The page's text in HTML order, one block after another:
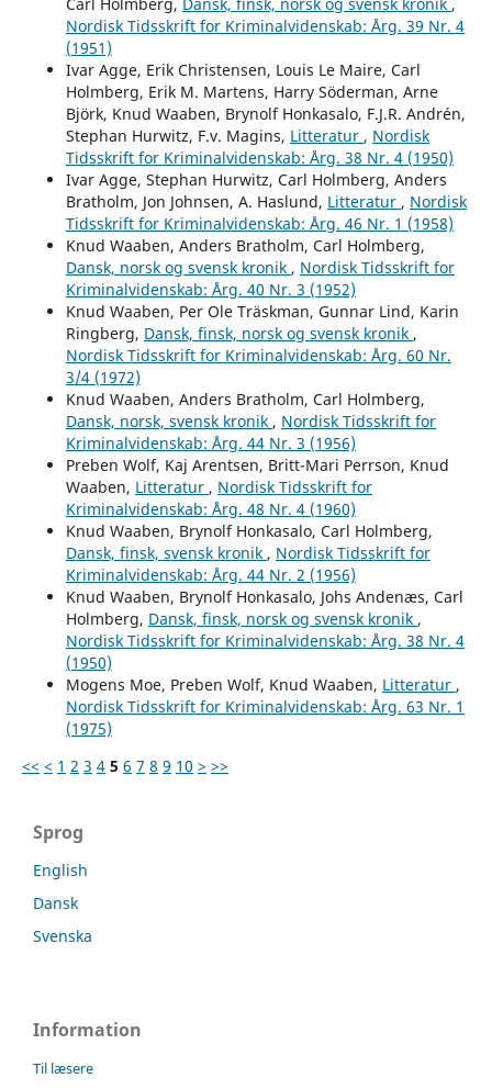
Nordisk Tidsskrift for Kriminalvidenskab: Årg. 39 Nr. 4
(1951)
Ivar Agge, Erik Christensen, Louis Le Maire, Carl
Holmberg, Erik M. Martens, Harry Söderman, Arne
Björk, Knud Waaben, Brynolf Honkasalo, F.J.R. Andrén,
Stephan Hurwitz, F.v. Magins, Litteratur , Nordisk
Tidsskrift for Kriminalvidenskab: Årg. 38 Nr. 4 (1950)
Ivar Agge, Stephan Hurwitz, Carl Holmberg, Anders
Bratholm, Jon Johnsen, A. Haslund, Litteratur , Nordisk
Tidsskrift for Kriminalvidenskab: Årg. 46 Nr. 1 (1958)
Knud Waaben, Anders Bratholm, Carl Holmberg,
Dansk, norsk og svensk kronik , Nordisk Tidsskrift for
Kriminalvidenskab: Årg. 40 Nr. 3 (1952)
Knud Waaben, Per Ole Träskman, Gunnar Lind, Karin
Ringberg, Dansk, finsk, norsk og svensk kronik ,
Nordisk Tidsskrift for Kriminalvidenskab: Årg. 60 Nr.
3/4 (1972)
Knud Waaben, Anders Bratholm, Carl Holmberg,
Dansk, norsk, svensk kronik , Nordisk Tidsskrift for
Kriminalvidenskab: Årg. 44 Nr. 3 (1956)
Preben Wolf, Kaj Arentsen, Britt-Mari Perrson, Knud
Waaben, Litteratur , Nordisk Tidsskrift for
Kriminalvidenskab: Årg. 48 Nr. 4 (1960)
Knud Waaben, Brynolf Honkasalo, Carl Holmberg,
Dansk, finsk, svensk kronik , Nordisk Tidsskrift for
Kriminalvidenskab: Årg. 44 Nr. 2 (1956)
Knud Waaben, Brynolf Honkasalo, Johs Andenæs, Carl
Holmberg, Dansk, finsk, norsk og svensk kronik ,
Nordisk Tidsskrift for Kriminalvidenskab: Årg. 38 Nr. 4
(1950)
Mogens Moe, Preben Wolf, Knud Waaben, Litteratur ,
Nordisk Tidsskrift for Kriminalvidenskab: Årg. 63 Nr. 1
(1975)
<< < 1 2 3 4 5 6 7 8 9 10 > >>
Sprog
English
Dansk
Svenska
Information
Til læsere